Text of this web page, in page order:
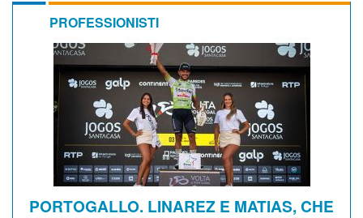
PROFESSIONISTI
PORTOGALLO. LINAREZ E MATIAS, CHE